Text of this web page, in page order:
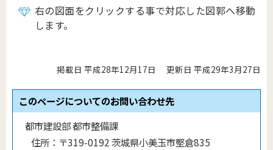
右の図面をクリックする事で対応した図郭へ移動
します。
掲載日 平成28年12月17日 更新日 平成29年3月27日
このページについてのお問い合わせ先
都市建設部 都市整備課
住所： 〒319-0192 茨城県小美玉市堅倉835